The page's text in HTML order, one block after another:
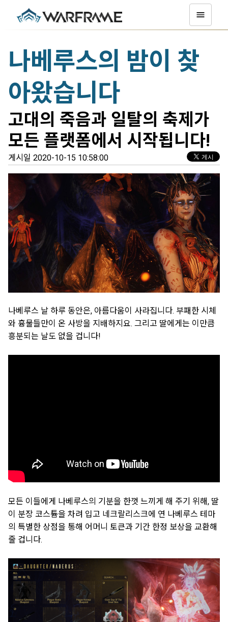
나베루스의 밤이 찾
아왔습니다
고대의 죽음과 일탈의 축제가
모든 플랫폼에서 시작됩니다!
게시일 2020-10-15 10:58:00
나베루스 날 하루 동안은, 아름다움이 사라집니다. 부패한 시체
와 흉물들만이 온 사방을 지배하지요. 그리고 딸에게는 이만큼
흥분되는 날도 없을 겁니다!
모든 이들에게 나베루스의 기분을 한껏 느끼게 해 주기 위해, 딸
이 분장 코스튬을 차려 입고 네크랄리스크에 연 나베루스 테마
의 특별한 상점을 통해 어머니 토큰과 기간 한정 보상을 교환해
줄 겁니다.